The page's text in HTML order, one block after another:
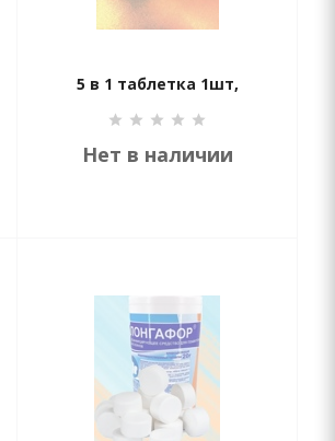
5 в 1 таблетка 1шт,
Нет в наличии